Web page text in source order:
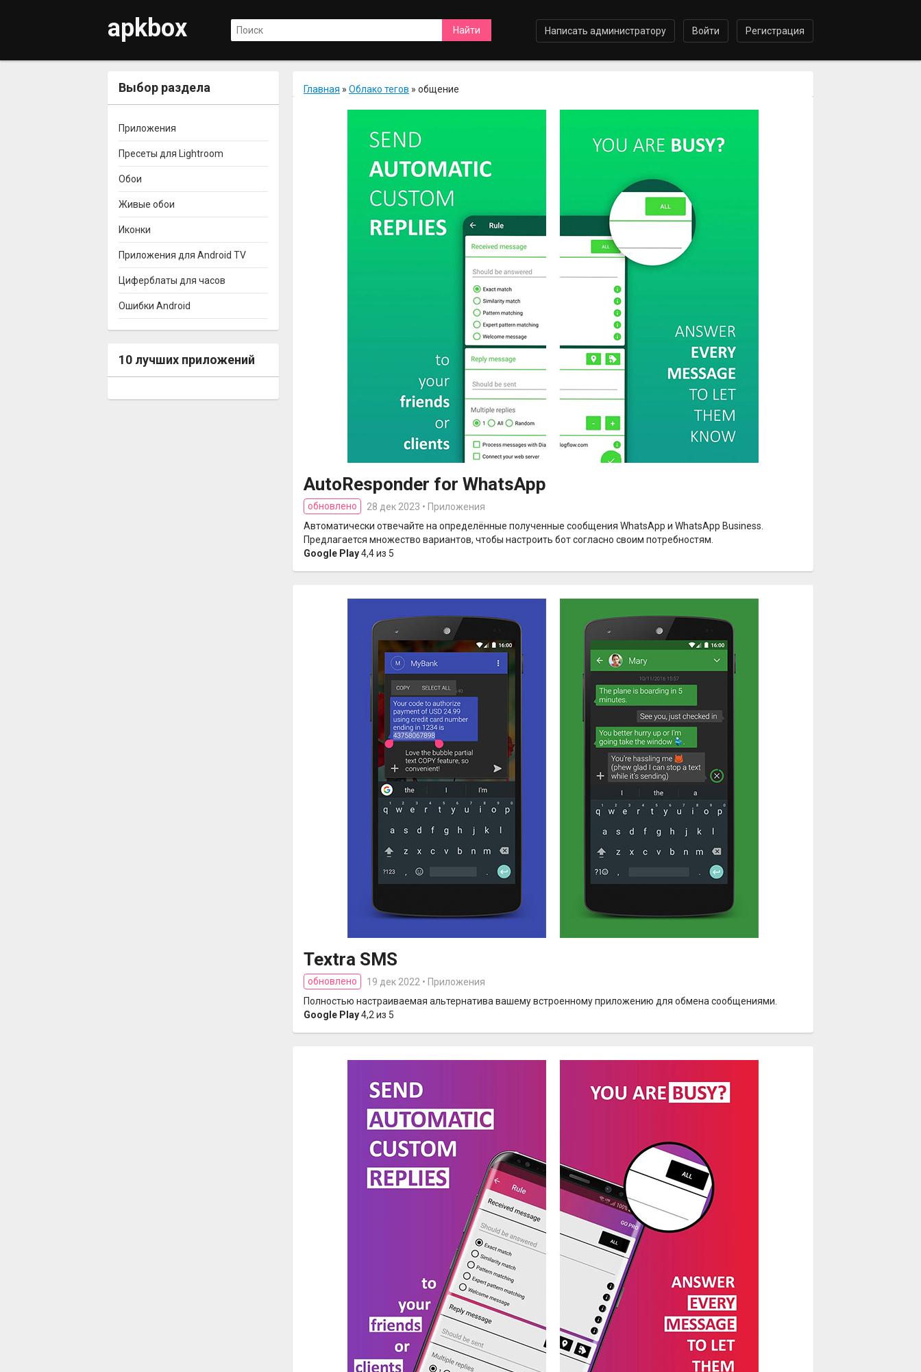
apkbox Регистрация
Войти
Написать администратору
Главная » Облако тегов » общение
AutoResponder for WhatsApp
обновлено
28 дек 2023 • Приложения
Автоматически отвечайте на определённые полученные сообщения WhatsApp и WhatsApp Business.
Предлагается множество вариантов, чтобы настроить бот согласно своим потребностям.
Google Play4,4 из 5
Textra SMS
обновлено
19 дек 2022 • Приложения
Полностью настраиваемая альтернатива вашему встроенному приложению для обмена сообщениями.
Google Play4,2 из 5
Выбор раздела
Приложения
Пресеты для Lightroom
Обои
Живые обои
Иконки
Приложения для Android TV
Циферблаты для часов
Ошибки Android
10 лучших приложений